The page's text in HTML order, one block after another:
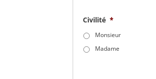
Civilité *
Monsieur
Madame